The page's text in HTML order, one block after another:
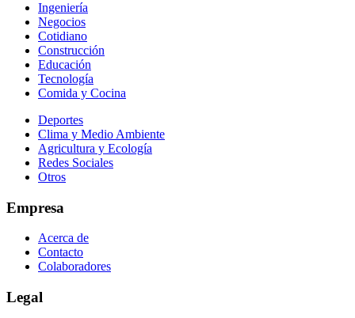
Ingeniería
Negocios
Cotidiano
Construcción
Educación
Tecnología
Comida y Cocina
Deportes
Clima y Medio Ambiente
Agricultura y Ecología
Redes Sociales
Otros
Empresa
Acerca de
Contacto
Colaboradores
Legal